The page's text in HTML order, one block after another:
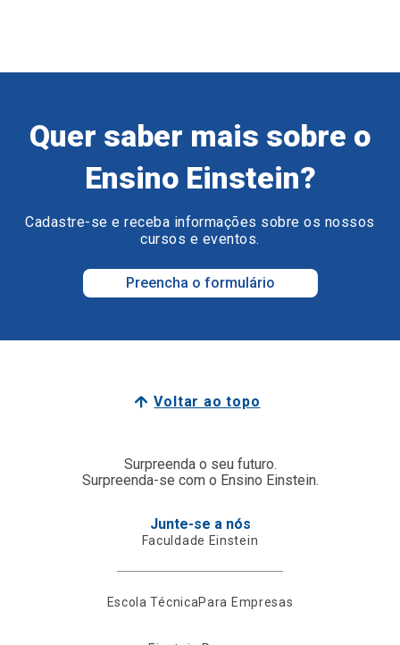
Quer saber mais sobre o
Ensino Einstein?
Cadastre-se e receba informações sobre os nossos
cursos e eventos.
Preencha o formulário
Voltar ao topo
Surpreenda o seu futuro.
Surpreenda-se com o Ensino Einstein.
Junte-se a nós
Faculdade Einstein
Escola TécnicaPara Empresas